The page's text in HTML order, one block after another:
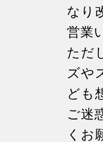
なり
営業
ただ
ズや
ども
ご迷
くお